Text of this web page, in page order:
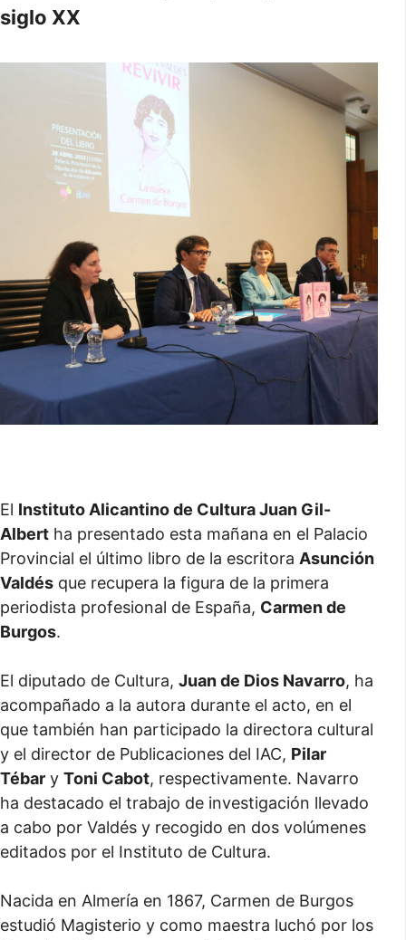
siglo XX
El Instituto Alicantino de Cultura Juan Gil-
Albert ha presentado esta mañana en el Palacio
Provincial el último libro de la escritora Asunción
Valdés que recupera la figura de la primera
periodista profesional de España, Carmen de
Burgos.
El diputado de Cultura, Juan de Dios Navarro, ha
acompañado a la autora durante el acto, en el
que también han participado la directora cultural
y el director de Publicaciones del IAC, Pilar
Tébar y Toni Cabot, respectivamente. Navarro
ha destacado el trabajo de investigación llevado
a cabo por Valdés y recogido en dos volúmenes
editados por el Instituto de Cultura.
Nacida en Almería en 1867, Carmen de Burgos
estudió Magisterio y como maestra luchó por los